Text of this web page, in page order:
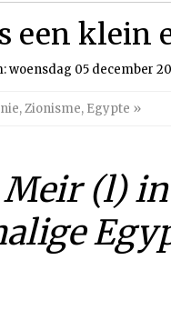
een klein
woensdag 05 december
,Zionisme, Egypte »
Meir (l)